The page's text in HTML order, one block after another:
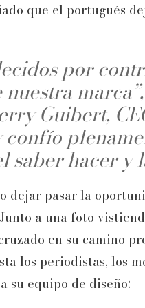
que el portugués
por
Guibert,
confío
saber hacer y
dejar pasar la
a una foto
en su camino
los periodistas, los
su equipo de diseño: